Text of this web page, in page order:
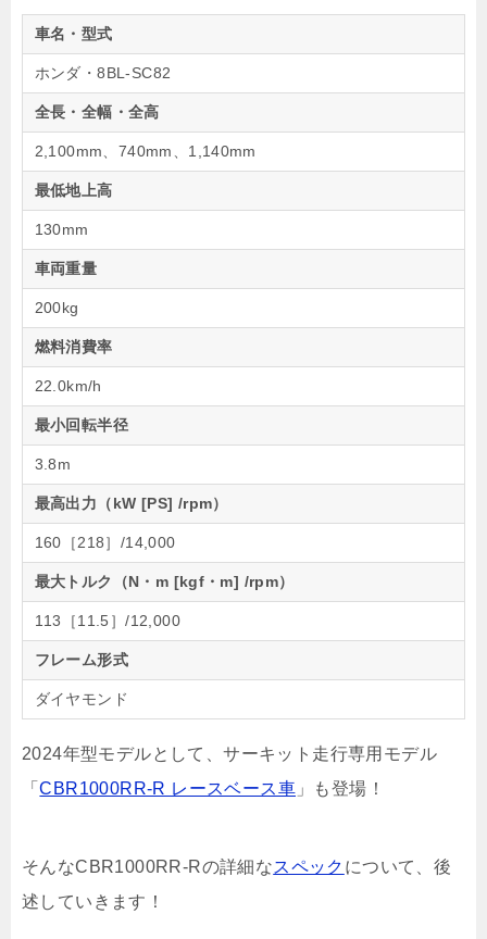
車名・型式
ホンダ・8BL-SC82
全長・全幅・全高
2,100mm、740mm、1,140mm
最低地上高
130mm
車両重量
200kg
燃料消費率
22.0km/h
最小回転半径
3.8m
最高出力（kW [PS] /rpm）
160［218］/14,000
最大トルク（N・m [kgf・m] /rpm）
113［11.5］/12,000
フレーム形式
ダイヤモンド
2024年型モデルとして、サーキット走行専用モデル
「CBR1000RR-R レースベース車 」も登場！
そんなCBR1000RR-Rの詳細なスペック について、後
述していきます！